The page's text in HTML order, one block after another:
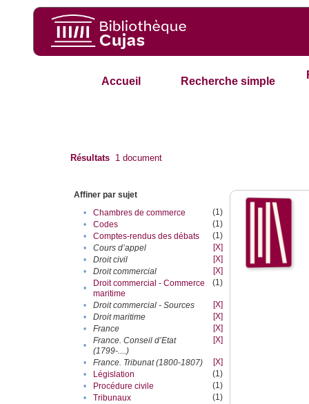
Accueil Recherche simple
Résultats 1 document
Affiner par sujet
•
Chambres de commerce
(1)
•
Codes
(1)
•
Comptes-rendus des débats
(1)
•
Cours d’appel
[X]
•
Droit civil
[X]
•
Droit commercial
[X]
•
Droit commercial - Commerce
maritime
(1)
• Droit commercial - Sources
[X]
•
Droit maritime
[X]
•
France
[X]
•
France. Conseil d’Etat
(1799-....)
[X]
• France. Tribunat (1800-1807)
[X]
•
Législation
(1)
•
Procédure civile
(1)
•
Tribunaux
(1)